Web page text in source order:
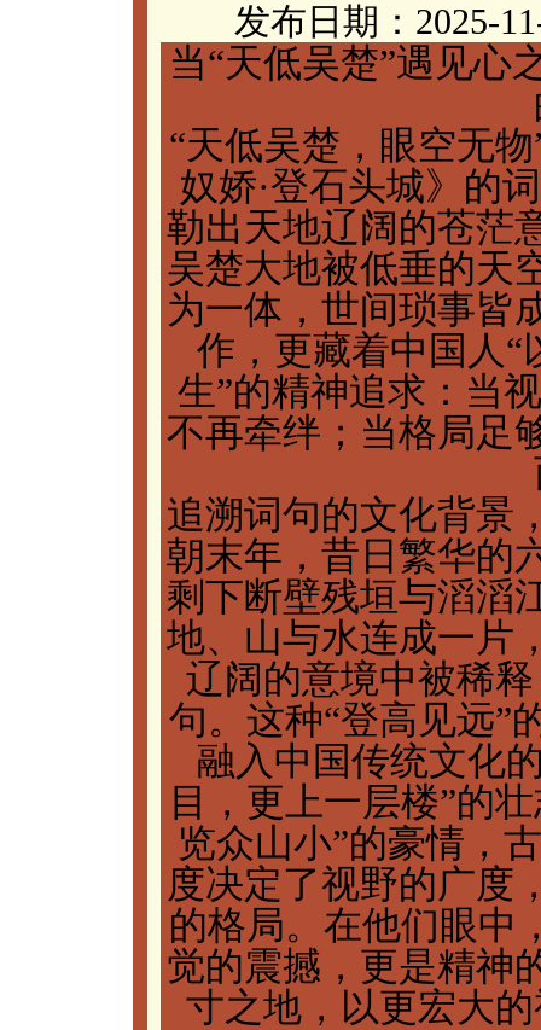
发布日期：2025-
当“天低吴楚”遇见心
“天低吴楚，眼空无
奴娇·登石头城》的
勒出天地辽阔的苍
吴楚大地被低垂的天
为一体，世间琐事皆
作，更藏着中国人
生”的精神追求：当
不再牵绊；当格局足
追溯词句的文化背景
朝末年，昔日繁华的
剩下断壁残垣与滔滔
地、山与水连成一片
辽阔的意境中被稀
句。这种“登高见远”
融入中国传统文化
目，更上一层楼”的
览众山小”的豪情，
度决定了视野的广度
的格局。在他们眼中
觉的震撼，更是精
寸之地，以更宏大